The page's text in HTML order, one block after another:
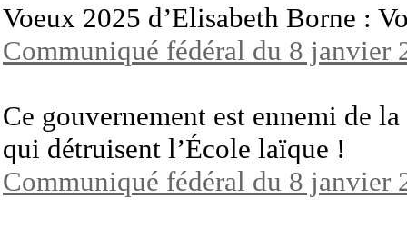
Voeux 2025 d’Elisabeth Borne :
Communiqué fédéral du 8 janvier
Ce gouvernement est ennemi de
qui détruisent l’École laïque !
Communiqué fédéral du 8 janvier